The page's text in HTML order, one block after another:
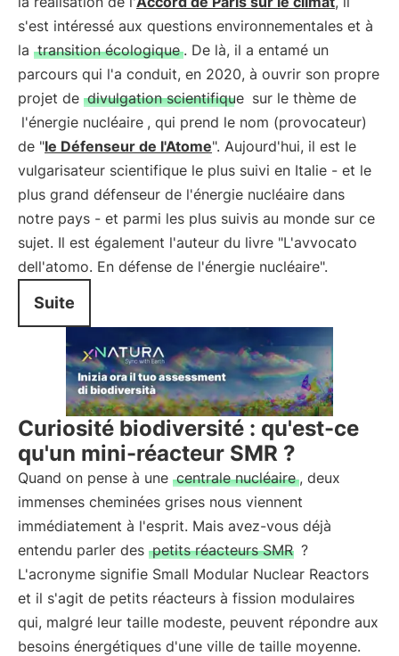
s'est intéressé aux questions environnementales et à
la transition écologique . De là, il a entamé un
parcours qui l'a conduit, en 2020, à ouvrir son propre
projet de divulgation scientifique sur le thème de
l'énergie nucléaire , qui prend le nom (provocateur)
de "le Défenseur de l'Atome". Aujourd'hui, il est le
vulgarisateur scientifique le plus suivi en Italie - et le
plus grand défenseur de l'énergie nucléaire dans
notre pays - et parmi les plus suivis au monde sur ce
sujet. Il est également l'auteur du livre "L'avvocato
dell'atomo. En défense de l'énergie nucléaire".
Suite
Curiosité biodiversité : qu'est-ce
qu'un mini-réacteur SMR ?
Quand on pense à une centrale nucléaire , deux
immenses cheminées grises nous viennent
immédiatement à l'esprit. Mais avez-vous déjà
entendu parler des petits réacteurs SMR ?
L'acronyme signifie Small Modular Nuclear Reactors
et il s'agit de petits réacteurs à fission modulaires
qui, malgré leur taille modeste, peuvent répondre aux
besoins énergétiques d'une ville de taille moyenne.